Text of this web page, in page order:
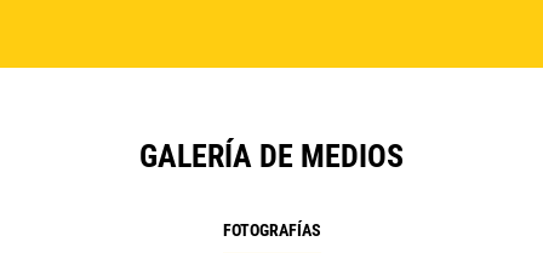
GALERÍA DE MEDIOS
FOTOGRAFÍAS